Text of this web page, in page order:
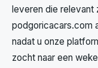
leveren die relevant
podgoricacars.com
nadat u onze
zocht naar een